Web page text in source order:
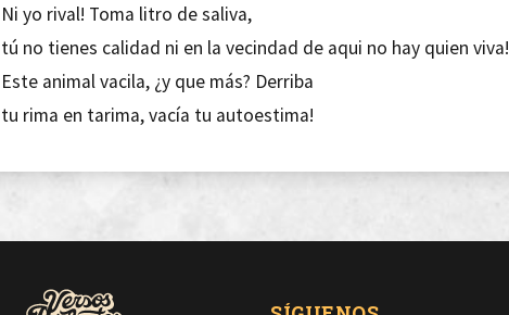
Ni yo rival! Toma litro de saliva,
tú no tienes calidad ni en la vecindad de aqui no hay quien viva!
Este animal vacila, ¿y que más? Derriba
tu rima en tarima, vacía tu autoestima!
Tu biografía es pésima, y tú lo proclamas
le pondrá un bozal a los ladridos de aquellas fulanas...